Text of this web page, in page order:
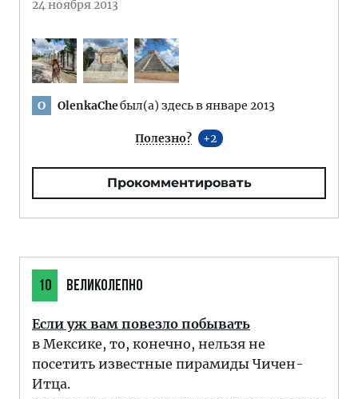
24 ноября 2013
O OlenkaCheбыл(а) здесь в январе 2013
Полезно? 2
Прокомментировать
10 ВЕЛИКОЛЕПНО
Если уж вам повезло побывать
в Мексике, то, конечно, нельзя не
посетить известные пирамиды Чичен-
Итца.